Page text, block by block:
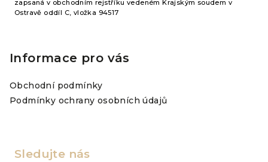
zapsaná v obchodním rejstříku vedeném Krajským soudem v
Ostravě oddíl C, vložka 94517
Informace pro vás
Obchodní podmínky
Podmínky ochrany osobních údajů
Sledujte nás